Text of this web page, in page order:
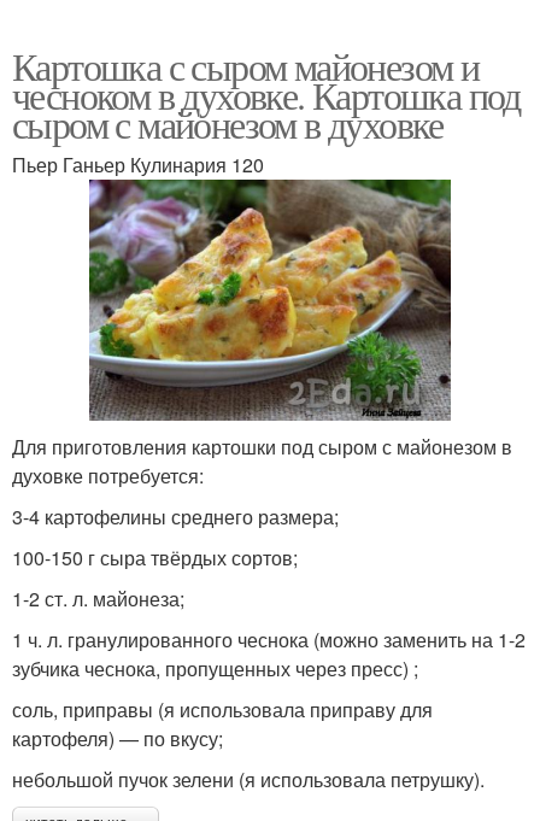
Картошка с сыром майонезом и
чесноком в духовке. Картошка под
сыром с майонезом в духовке
Пьер Ганьер Кулинария 120
Для приготовления картошки под сыром с майонезом в
духовке потребуется:
3-4 картофелины среднего размера;
100-150 г сыра твёрдых сортов;
1-2 ст. л. майонеза;
1 ч. л. гранулированного чеснока (можно заменить на 1-2
зубчика чеснока, пропущенных через пресс) ;
соль, приправы (я использовала приправу для
картофеля) — по вкусу;
небольшой пучок зелени (я использовала петрушку).